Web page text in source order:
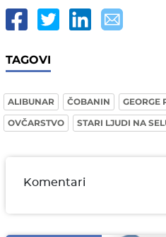
TAGOVI
ALIBUNAR ČOBANIN GEORGE
OVČARSTVO
STARI LJUDI NA
Komentari